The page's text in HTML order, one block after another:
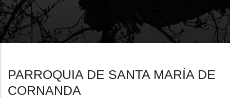
de
ayuda
la
PARROQUIA DE SANTA MARÍA DE
CORNANDA